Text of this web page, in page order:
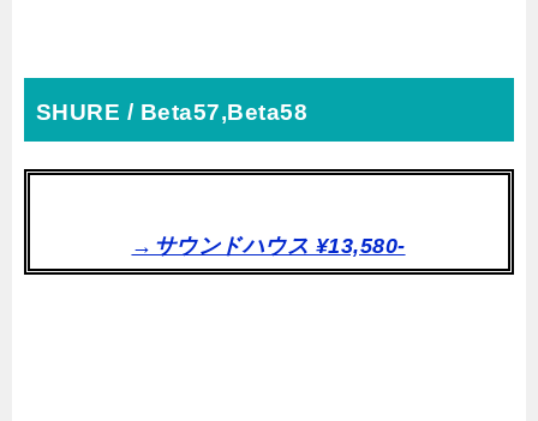
SHURE / Beta57,Beta58
→サウンドハウス ¥13,580-